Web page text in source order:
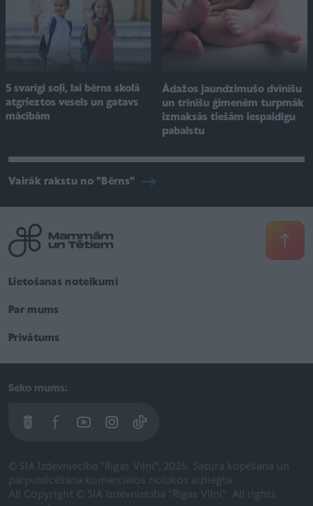
5 svarīgi soļi, lai bērns skolā
atgrieztos vesels un gatavs
mācībām
Ādažos jaundzimušo dvīnīšu
un trīnīšu ģimenēm turpmāk
izmaksās tiešām iespaidīgu
pabalstu
Vairāk rakstu no "Bērns"
Lietošanas noteikumi
Par mums
Privātums
Seko mums:
© SIA Izdevniecība "Rīgas Viļņi", 2026. Satura kopēšana un
pārpublicēšana komerciālos nolūkos aizliegta.
All Copyright © SIA Izdevniecība "Rīgas Viļņi". All rights